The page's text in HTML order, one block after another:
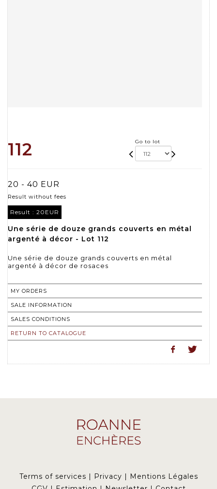
112 Go to lot
20 - 40 EUR
Result without fees
Result : 20EUR
Une série de douze grands couverts en métal
argenté à décor - Lot 112
Une série de douze grands couverts en métal
argenté à décor de rosaces
MY ORDERS
SALE INFORMATION
SALES CONDITIONS
RETURN TO CATALOGUE
Terms of services Privacy
Mentions Légales